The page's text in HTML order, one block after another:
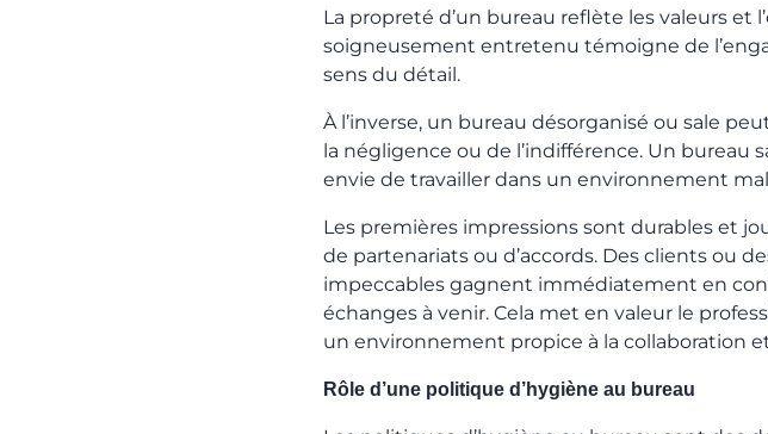
La propreté d’un bureau reflète les valeurs et
soigneusement entretenu témoigne de
sens du détail.
À l’inverse, un bureau désorganisé ou sale
la négligence ou de l’indifférence. Un bureau
envie de travailler dans un environnement
Les premières impressions sont durables et
de partenariats ou d’accords. Des clients ou
impeccables gagnent immédiatement en
échanges à venir. Cela met en valeur le
un environnement propice à la collaboration
Rôle d’une politique d’hygiène au bureau